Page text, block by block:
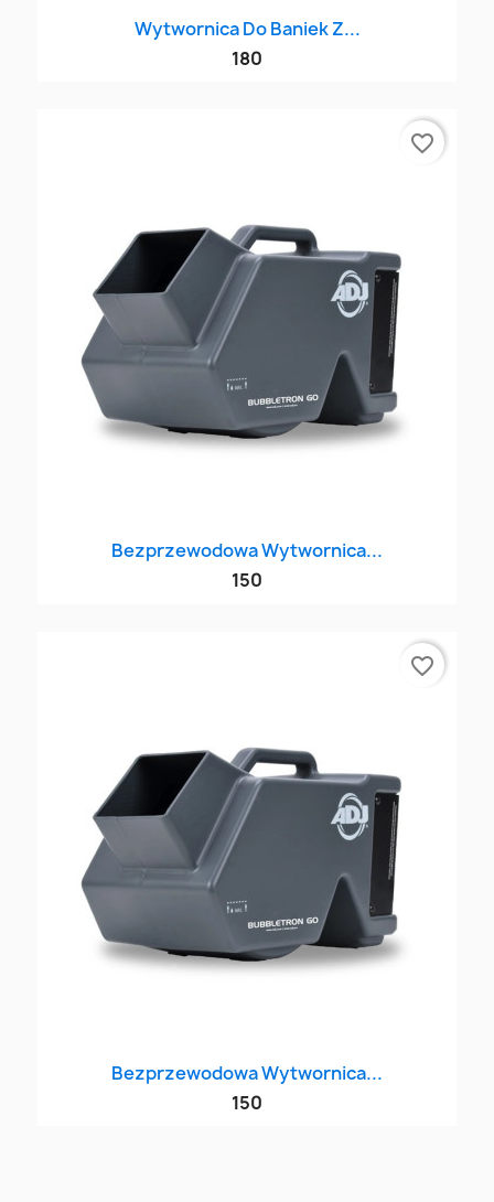
Wytwornica Do Baniek Z...
180
Bezprzewodowa Wytwornica...
150
favorite_border
Bezprzewodowa Wytwornica...
150
favorite_border